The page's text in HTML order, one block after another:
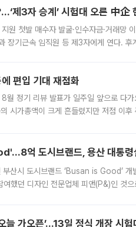
제3자 승계’ 시험대 오른 中企
원 첫발 매수자 발굴·인수자금·거래망
장기근속 임직원 등 제3자에게 연다. 후
편입 기대 재점화
월 정기 리뷰 발표가 일주일 앞으로 다가
시가총액이 크게 흔들렸지만 저점 이
억 도시브랜드, 용산 대통령
산시 도시브랜드 ‘Busan is Good’ 개
했던 디자인 전문업체 피앤(P&)인 것
가오픈’...13일 정식 개장 시험